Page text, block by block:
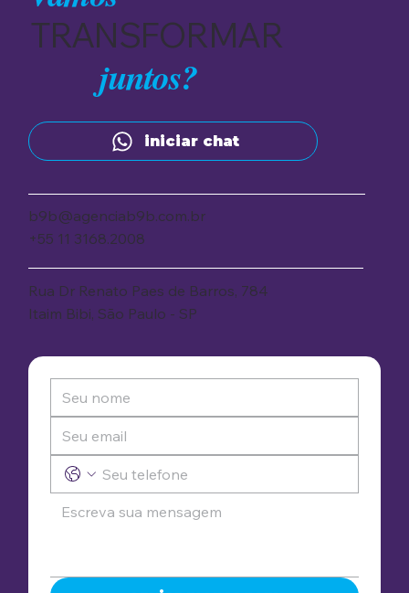
iniciar chat
b9b@agenciab9b.com.br
+55 11 3168.2008
Rua Dr Renato Paes de Barros, 784
Itaim Bibi, São Paulo - SP
TRANSFORMAR
juntos?